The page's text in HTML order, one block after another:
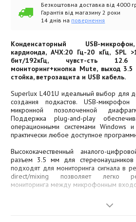
Безкоштовна доставка від 4000
Гарантія від магазину 2 роки
14 днів на повернення
Конденсаторный USB-
кардиоида, АЧХ:20 Гц-20 кГц, SPL
бит/192кГц, чувст-сть
мониторинг+кнопка Mute, выход
стойка, ветрозащита и USB кабель.
Superlux L401U идеальный выбор для
создания подкастов. USB-
микронной позолоченной
Поддержка plug-and-play
операционными системами Windows
практически любое доступное
Высококачественный аналого-
разъем 3.5 мм для
подходят для мониторинга сигнала в
direct/mixing позволяет легко
мониторинга между микрофонным